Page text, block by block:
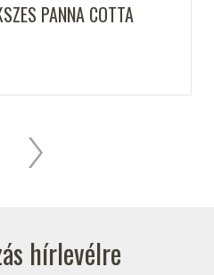
PANNA COTTA
hírlevélre